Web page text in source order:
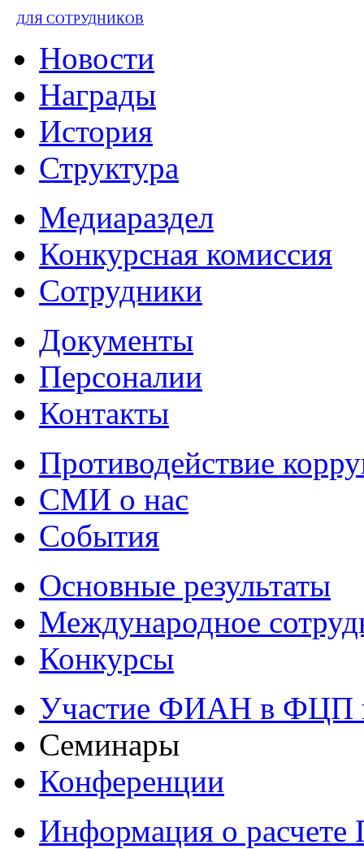
ДЛЯ СОТРУДНИКОВ
Новости
Награды
История
Структура
Медиараздел
Конкурсная комиссия
Сотрудники
Документы
Персоналии
Контакты
Противодействие
СМИ о нас
События
Основные результаты
Международное
Конкурсы
Участие ФИАН в ФЦП
Семинары
Конференции
Информация о